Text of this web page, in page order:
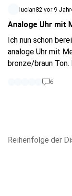
lucian82 vor 9
Analoge Uhr mit
Ich nun schon
analoge Uhr mit
bronze/braun Ton.
Gold trage. Es
Funktionen. Vor 3
6
Reihenfolge der